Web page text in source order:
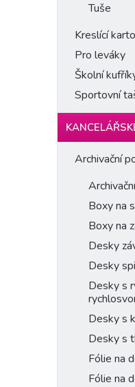
Tuše
Kreslící
Pro leváky
Školní
Sportovní
Archivační
Boxy na
Boxy na
Desky
Desky
Desky s
Desky s
Desky s
Fólie na
Fólie na